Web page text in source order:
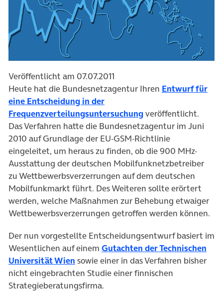
Veröffentlicht am 07.07.2011
Heute hat die Bundesnetzagentur Ihren Entwurf für
eine Entscheidung in der
Frequenzverteilungsuntersuchungveröffentlicht.
Das Verfahren hatte die Bundesnetzagentur im Juni
2010 auf Grundlage der EU-GSM-Richtlinie
eingeleitet, um heraus zu finden, ob die 900 MHz-
Ausstattung der deutschen Mobilfunknetzbetreiber
zu Wettbewerbsverzerrungen auf dem deutschen
Mobilfunkmarkt führt. Des Weiteren sollte erörtert
werden, welche Maßnahmen zur Behebung etwaiger
Wettbewerbsverzerrungen getroffen werden können.
Der nun vorgestellte Entscheidungsentwurf basiert im
Wesentlichen auf einem Gutachten der Technischen
Universität Wien sowie einer in das Verfahren bisher
nicht eingebrachten Studie einer finnischen
Strategieberatungsfirma.